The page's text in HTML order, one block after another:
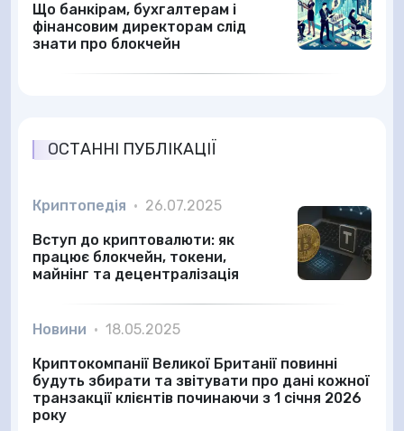
Що банкірам, бухгалтерам і
фінансовим директорам слід
знати про блокчейн
ОСТАННІ ПУБЛІКАЦІЇ
Криптопедія • 26.07.2025
Вступ до криптовалюти: як
працює блокчейн, токени,
майнінг та децентралізація
Новини • 18.05.2025
Криптокомпанії Великої Британії повинні
будуть збирати та звітувати про дані кожної
транзакції клієнтів починаючи з 1 січня 2026
року